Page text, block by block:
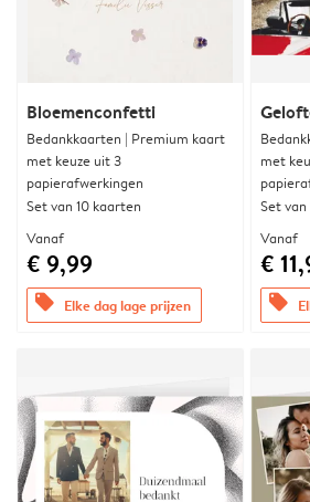
Bloemenconfetti
Bedankkaarten | Premium kaart
met keuze uit 3
papierafwerkingen
Set van 10 kaarten
Vanaf
€ 9,99
offers Elke dag lage prijzen
met
Set
Vanaf
€
offers